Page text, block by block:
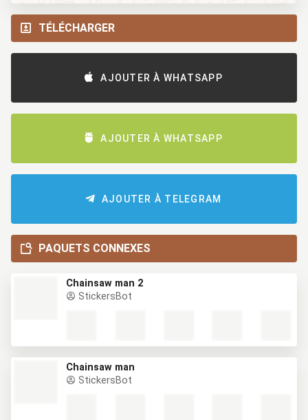
TÉLÉCHARGER
AJOUTER À WHATSAPP
AJOUTER À WHATSAPP
AJOUTER À TELEGRAM
PAQUETS CONNEXES
Chainsaw man 2
StickersBot
Chainsaw man
StickersBot